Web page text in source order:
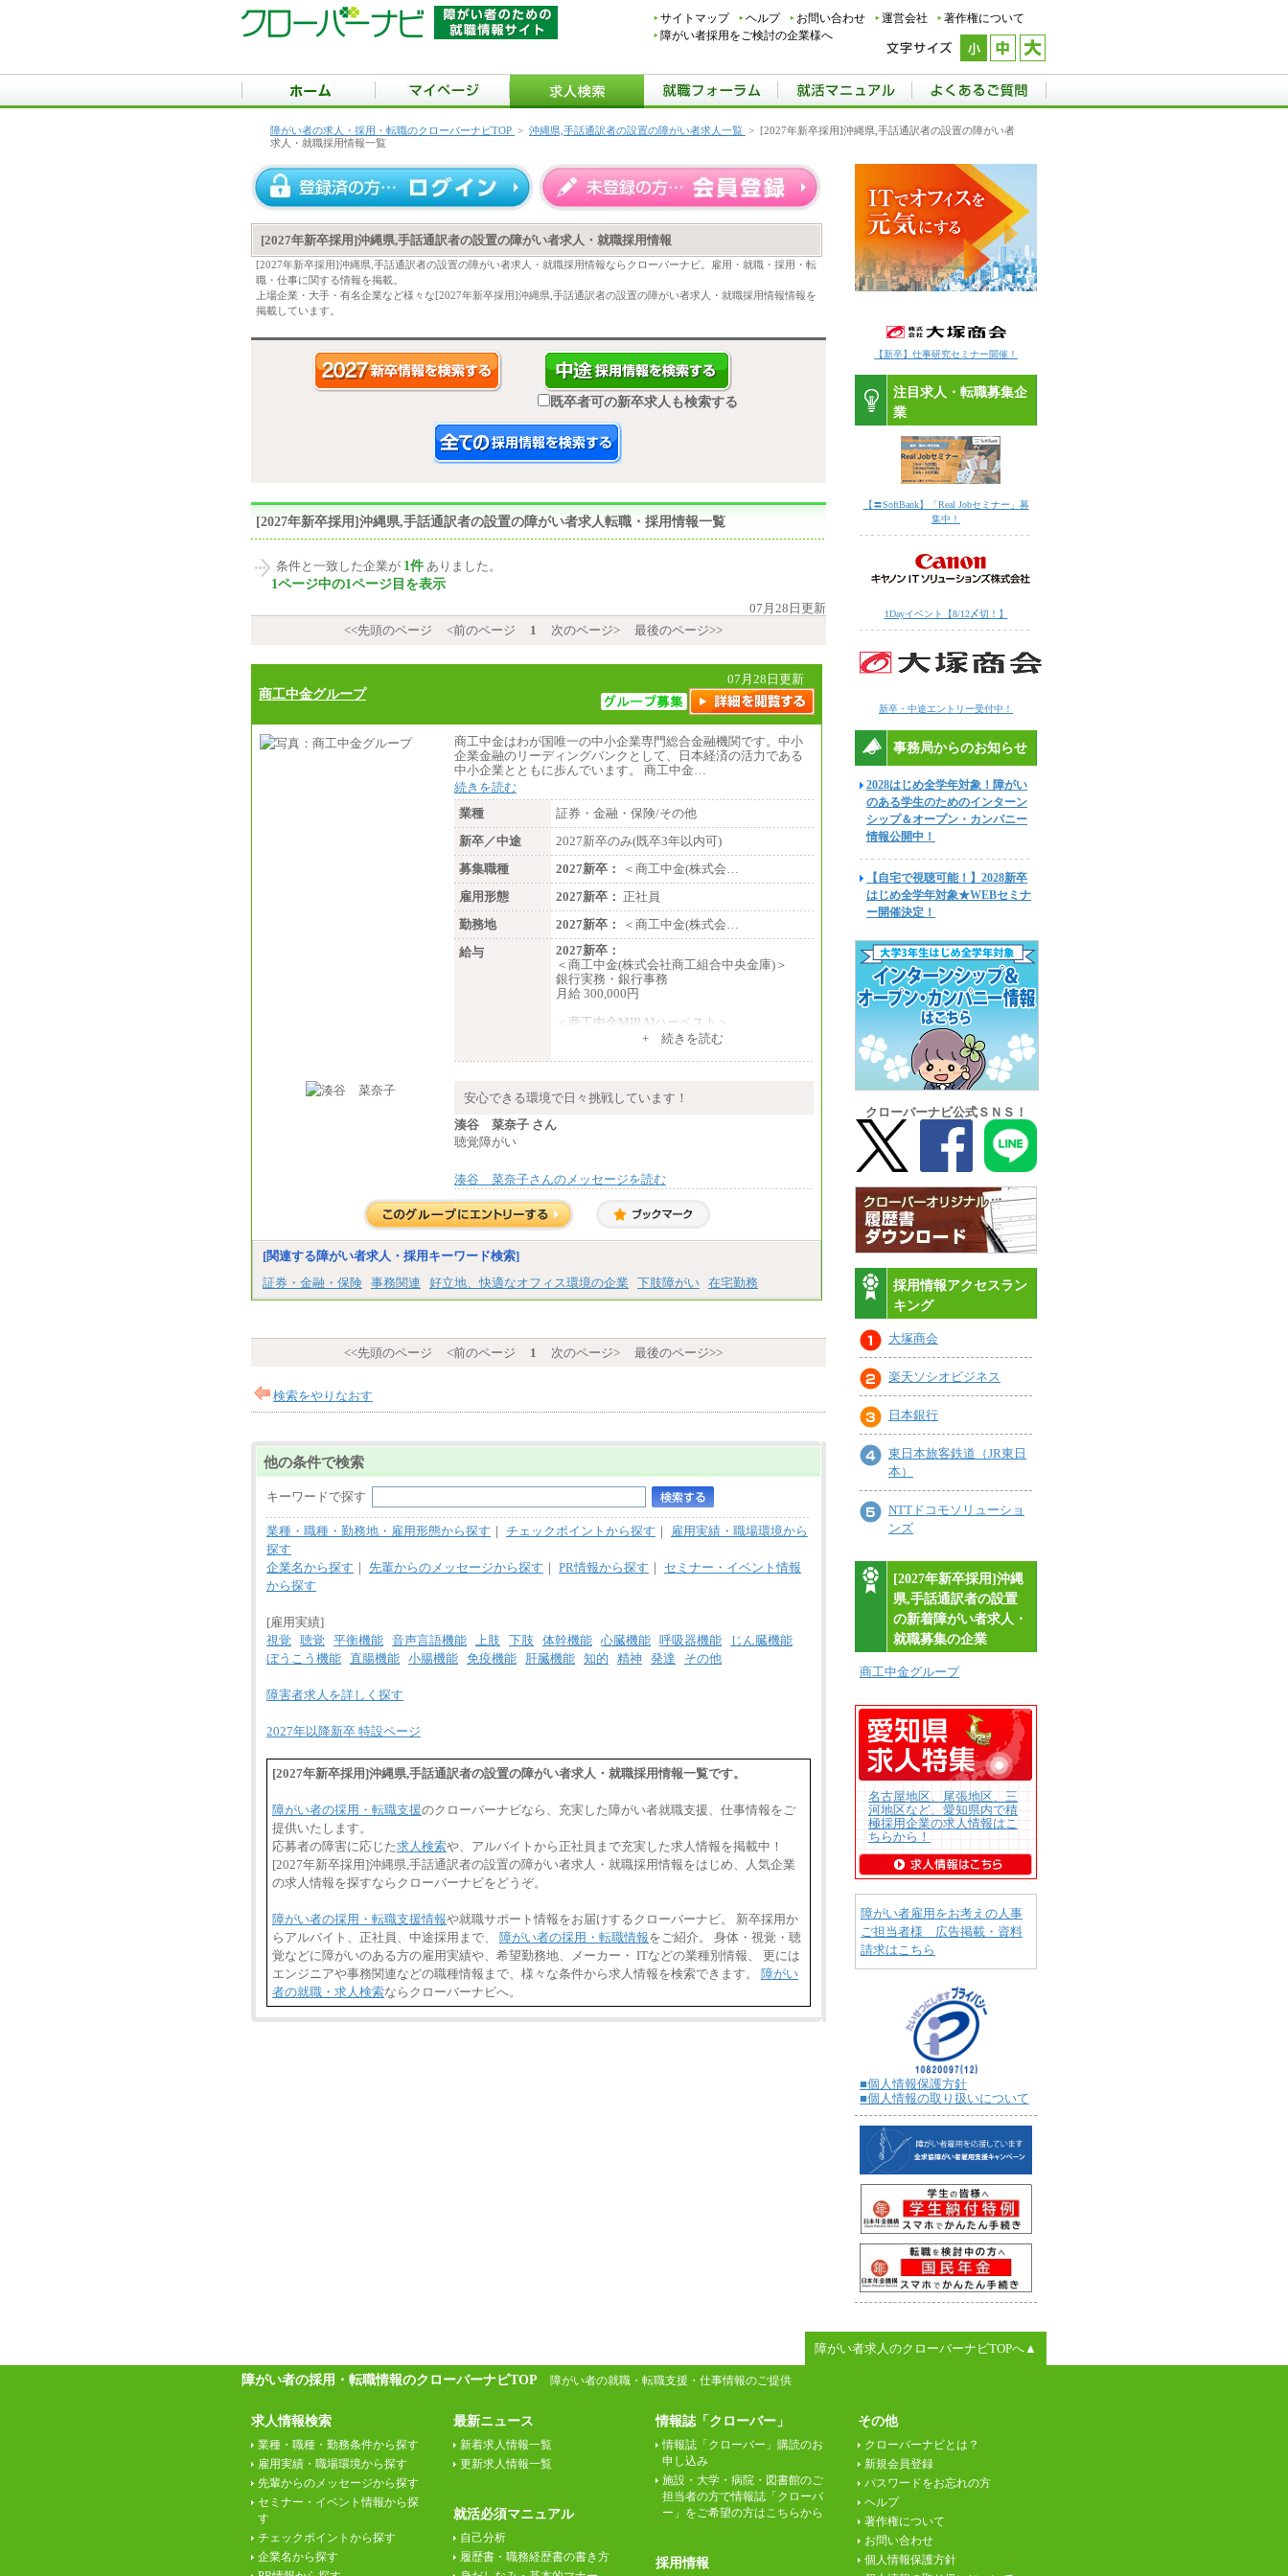
サイトマップ ヘルプ お問い合わせ 運営会社
著作権について
障がい者採用をご検討の企業様へ
障がい者の求人・採用・転職のクローバーナビTOP > 沖縄県,手話通訳者の設置の障がい者求人一覧 > [2027年新卒採用]沖縄県,手話通訳者の設置の障がい者
求人・就職採用情報一覧
[2027年新卒採用]沖縄県,手話通訳者の設置の障がい者求人・就職採用情報
[2027年新卒採用]沖縄県,手話通訳者の設置の障がい者求人・就職採用情報ならクローバーナビ。雇用・就職・採用・転
職・仕事に関する情報を掲載。
上場企業・大手・有名企業など様々な[2027年新卒採用]沖縄県,手話通訳者の設置の障がい者求人・就職採用情報情報を
掲載しています。
既卒者可の新卒求人も検索する
[2027年新卒採用]沖縄県,手話通訳者の設置の障がい者求人転職・採用情報一覧
条件と一致した企業が 1件 ありました。
1ページ中の1ページ目を表示
07月28日更新
<<先頭のページ
<前のページ 1 次のページ> 最後のページ>>
商工中金グループ
07月28日更新
商工中金はわが国唯一の中小企業専門総合金融機関です。中小
企業金融のリーディングバンクとして、日本経済の活力である
中小企業とともに歩んでいます。 商工中金…
続きを読む
業種
証券・金融・保険/その他
新卒／中途
2027新卒のみ(既卒3年以内可)
募集職種
2027新卒：
＜商工中金(株式会…
雇用形態
2027新卒： 正社員
勤務地
2027新卒：
＜商工中金(株式会…
給与
2027新卒：
＜商工中金(株式会社商工組合中央金庫)＞
銀行実務・銀行事務
月給 300,000円
＜商工中金MIRAIハーベスト＞
※試用期間中も給与に変更はございません
+ 続きを読む
安心できる環境で日々挑戦しています！
湊谷 菜奈子 さん
聴覚障がい
湊谷 菜奈子さんのメッセージを読む
[関連する障がい者求人・採用キーワード検索]
証券・金融・保険 事務関連 好立地、快適なオフィス環境の企業 下肢障がい 在宅勤務
<<先頭のページ <前のページ 1 次のページ> 最後のページ>>
検索をやりなおす
他の条件で検索
キーワードで探す
業種・職種・勤務地・雇用形態から探す ｜ チェックポイントから探す ｜ 雇用実績・職場環境から
探す
企業名から探す ｜ 先輩からのメッセージから探す ｜ PR情報から探す ｜ セミナー・イベント情報
から探す
[雇用実績]
視覚
聴覚 平衡機能 音声言語機能 上肢 下肢 体幹機能 心臓機能 呼吸器機能
じん臓機能
ぼうこう機能 直腸機能 小腸機能 免疫機能 肝臓機能 知的 精神 発達 その他
障害者求人を詳しく探す
2027年以降新卒 特設ページ
[2027年新卒採用]沖縄県,手話通訳者の設置の障がい者求人・就職採用情報一覧です。
障がい者の採用・転職支援のクローバーナビなら、充実した障がい者就職支援、仕事情報をご
提供いたします。
応募者の障害に応じた求人検索や、アルバイトから正社員まで充実した求人情報を掲載中！
[2027年新卒採用]沖縄県,手話通訳者の設置の障がい者求人・就職採用情報をはじめ、人気企業
の求人情報を探すならクローバーナビをどうぞ。
障がい者の採用・転職支援情報や就職サポート情報をお届けするクローバーナビ。 新卒採用か
らアルバイト、正社員、中途採用まで、 障がい者の採用・転職情報をご紹介。 身体・視覚・聴
覚などに障がいのある方の雇用実績や、希望勤務地、メーカー・ ITなどの業種別情報、 更には
エンジニアや事務関連などの職種情報まで、様々な条件から求人情報を検索できます。 障がい
者の就職・求人検索ならクローバーナビへ。
【新卒】仕事研究セミナー開催！
注目求人・転職募集企
業
【〓SoftBank】「Real Jobセミナー」募
集中！
1Dayイベント【8/12〆切！】
新卒・中途エントリー受付中！
事務局からのお知らせ
2028はじめ全学年対象！障がい
のある学生のためのインターン
シップ＆オープン・カンパニー
情報公開中！
【自宅で視聴可能！】2028新卒
はじめ全学年対象★WEBセミナ
ー開催決定！
クローバーナビ公式ＳＮＳ！
採用情報アクセスラン
キング
大塚商会
楽天ソシオビジネス
日本銀行
東日本旅客鉄道（JR東日
本）
NTTドコモソリューショ
ンズ
[2027年新卒採用]沖縄
県,手話通訳者の設置
の新着障がい者求人・
就職募集の企業
商工中金グループ
名古屋地区、尾張地区、三
河地区など、愛知県内で積
極採用企業の求人情報はこ
ちらから！
障がい者雇用をお考えの人事
ご担当者様 広告掲載・資料
請求はこちら
■個人情報保護方針
■個人情報の取り扱いについて
障がい者求人のクローバーナビTOPへ▲
障がい者の採用・転職情報のクローバーナビTOP 障がい者の就職・転職支援・仕事情報のご提供
求人情報検索
業種・職種・勤務条件から探す
雇用実績・職場環境から探す
先輩からのメッセージから探す
セミナー・イベント情報から探
す
チェックポイントから探す
企業名から探す
最新ニュース
新着求人情報一覧
更新求人情報一覧
就活必須マニュアル
自己分析
履歴書・職務経歴書の書き方
情報誌「クローバー」
情報誌「クローバー」購読のお
申し込み
施設・大学・病院・図書館のご
担当者の方で情報誌「クローバ
ー」をご希望の方はこちらから
採用情報
その他
クローバーナビとは？
新規会員登録
パスワードをお忘れの方
ヘルプ
著作権について
お問い合わせ
個人情報保護方針